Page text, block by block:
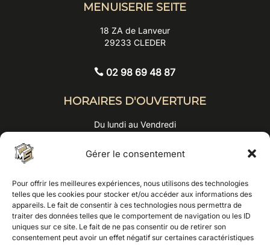
Gérer le consentement
Pour offrir les meilleures expériences, nous utilisons des technologies
telles que les cookies pour stocker et/ou accéder aux informations des
appareils. Le fait de consentir à ces technologies nous permettra de
traiter des données telles que le comportement de navigation ou les ID
uniques sur ce site. Le fait de ne pas consentir ou de retirer son
consentement peut avoir un effet négatif sur certaines caractéristiques
MENUISERIE SEITE
18 ZA de Lanveur
29233 CLEDER

HORAIRES D'OUVERTURE
Du lundi au Vendredi
13h30 - 17h30
NOUS ÉCRIRE
NOUS APPELER